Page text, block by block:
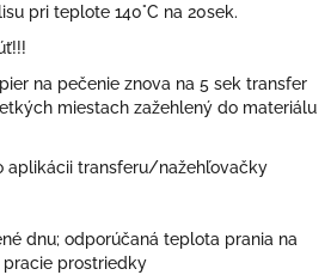
pri teplote 140°C na 20sek.
na pečenie znova na 5 sek transfer
miestach zažehlený do materiálu
aplikácii transferu/nažehľovačky
dnu; odporúčaná teplota prania na
pracie prostriedky